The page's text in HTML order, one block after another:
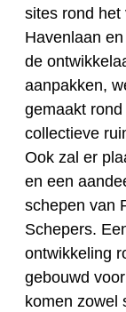
sites rond het
Havenlaan
de
aanpakken,
gemaakt
collectieve
Ook zal er
en een
schepen van
Schepers.
ontwikkeling
gebouwd
komen zowel